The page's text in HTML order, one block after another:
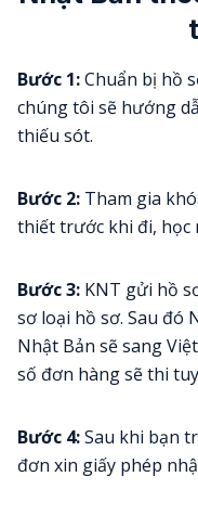
Bước 1:Chuẩn bị hồ
chúng tôi sẽ hướng
thiếu sót.
Bước 2: Tham gia
thiết trước khi đi, học
Bước 3: KNT gửi hồ
sơ loại hồ sơ. Sau đó
Nhật Bản sẽ sang
số đơn hàng sẽ thi
Bước 4:Sau khi bạn
đơn xin giấy phép